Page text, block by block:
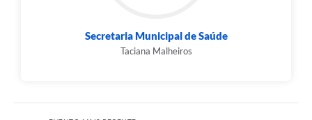
Secretaria Municipal de Saúde
Taciana Malheiros